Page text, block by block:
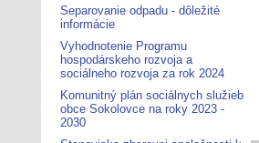
Separovanie odpadu - dôležité
informácie
Vyhodnotenie Programu
hospodárskeho rozvoja a
sociálneho rozvoja za rok 2024
Komunitný plán sociálnych služieb
obce Sokolovce na roky 2023 -
2030